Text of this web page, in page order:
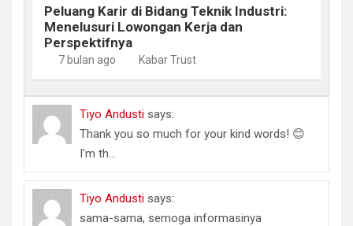
Peluang Karir di Bidang Teknik Industri:
Menelusuri Lowongan Kerja dan
Perspektifnya
7 bulan ago Kabar Trust
Tiyo Andusti says:
Thank you so much for your kind words! 😊
I'm th...
Tiyo Andusti says:
sama-sama, semoga informasinya